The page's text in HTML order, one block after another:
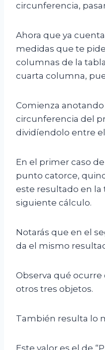
circunferencia,
Ahora que ya
medidas que te
columnas de la
cuarta columna,
Comienza anotando
circunferencia del
dividíendolo entre
En el primer caso
punto catorce,
este resultado en la
siguiente cálculo.
Notarás que en el
da el mismo
Observa qué ocurre
otros tres objetos.
También resulta lo